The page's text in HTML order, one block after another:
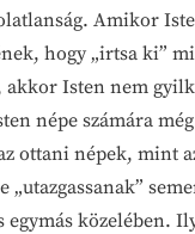
Amikor
hogy „irtsa ki”
akkor Isten nem
népe számára
ottani népek, mint
„utazgassanak”
egymás közelében.